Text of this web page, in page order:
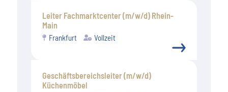
Leiter Fachmarktcenter (m/w/d) Rhein-
Main
Frankfurt Vollzeit
Geschäftsbereichsleiter (m/w/d)
Küchenmöbel